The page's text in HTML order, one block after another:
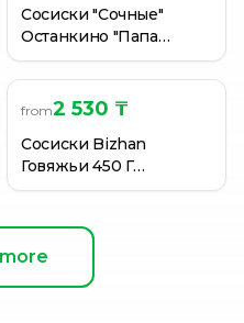
Сосиски "Сочные"
Останкино "Папа
может" ,
полиэтиленовая
оболочка
from2 530 ₸
Сосиски Bizhan
Говяжьи 450 Г
Натур.Обалоч. В/Упак.